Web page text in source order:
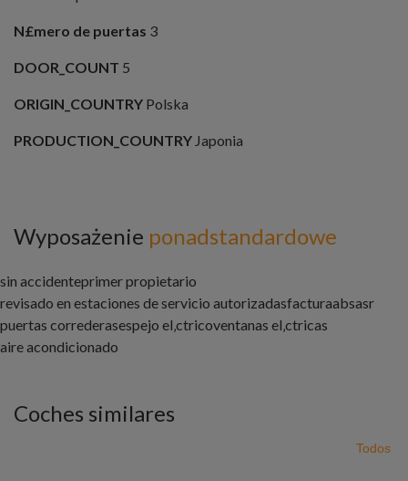
N£mero de puertas 3
DOOR_COUNT 5
ORIGIN_COUNTRY Polska
PRODUCTION_COUNTRY Japonia
Wyposażenie ponadstandardowe
sin accidenteprimer propietario
revisado en estaciones de servicio autorizadasfacturaabsasr
puertas correderasespejo el‚ctricoventanas el‚ctricas
aire acondicionado
Coches similares
Todos